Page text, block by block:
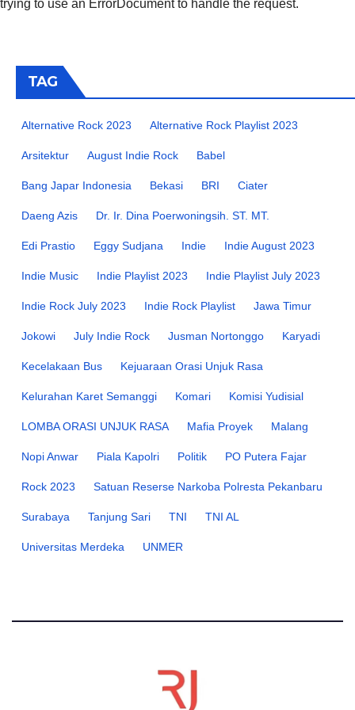
trying to use an ErrorDocument to handle the request.
TAG
Alternative Rock 2023 Alternative Rock Playlist 2023
Arsitektur August Indie Rock Babel
Bang Japar Indonesia Bekasi BRI Ciater
Daeng Azis Dr. Ir. Dina Poerwoningsih. ST. MT.
Edi Prastio Eggy Sudjana Indie Indie August 2023
Indie Music Indie Playlist 2023 Indie Playlist July 2023
Indie Rock July 2023 Indie Rock Playlist Jawa Timur
Jokowi July Indie Rock Jusman Nortonggo Karyadi
Kecelakaan Bus Kejuaraan Orasi Unjuk Rasa
Kelurahan Karet Semanggi Komari Komisi Yudisial
LOMBA ORASI UNJUK RASA Mafia Proyek Malang
Nopi Anwar Piala Kapolri Politik PO Putera Fajar
Rock 2023 Satuan Reserse Narkoba Polresta Pekanbaru
Surabaya Tanjung Sari TNI TNI AL
Universitas Merdeka UNMER